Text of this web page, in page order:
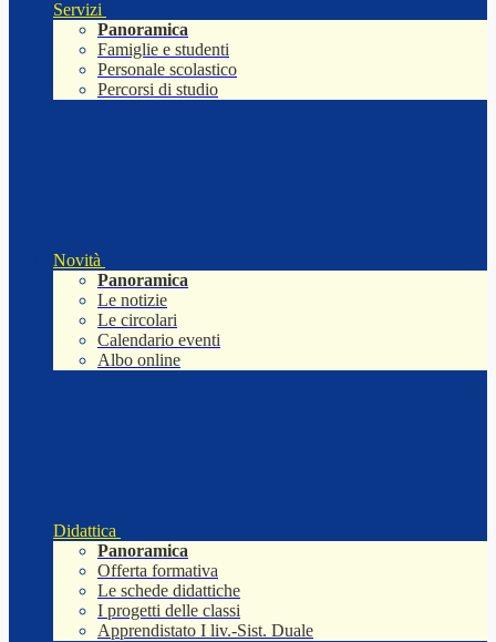
Servizi
Panoramica
Famiglie e studenti
Personale scolastico
Percorsi di studio
Novità
Panoramica
Le notizie
Le circolari
Calendario eventi
Albo online
Didattica
Panoramica
Offerta formativa
Le schede didattiche
I progetti delle classi
Apprendistato I liv.-Sist. Duale